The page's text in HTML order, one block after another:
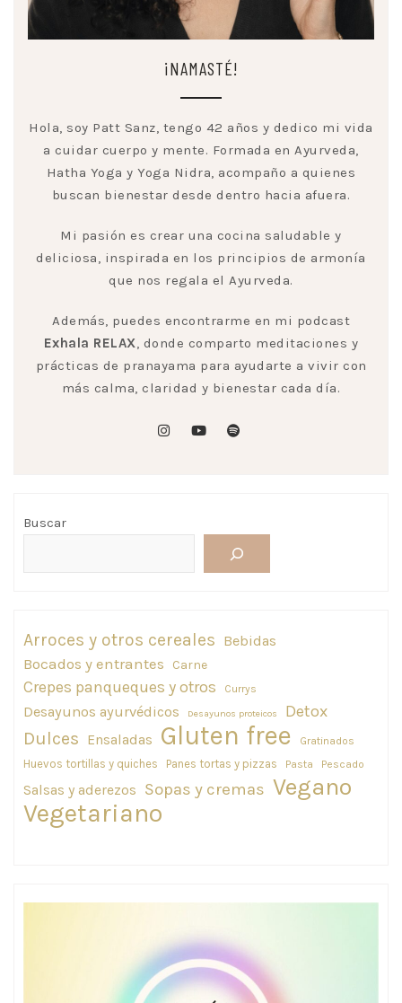
¡NAMASTÉ!
Hola, soy Patt Sanz, tengo 42 años y dedico mi vida
a cuidar cuerpo y mente. Formada en Ayurveda,
Hatha Yoga y Yoga Nidra, acompaño a quienes
buscan bienestar desde dentro hacia afuera.
Mi pasión es crear una cocina saludable y
deliciosa, inspirada en los principios de armonía
que nos regala el Ayurveda.
Además, puedes encontrarme en mi podcast
Exhala RELAX, donde comparto meditaciones y
prácticas de pranayama para ayudarte a vivir con
más calma, claridad y bienestar cada día.
Buscar
Arroces y otros cereales Bebidas
Bocados y entrantes
Carne
Crepes panqueques y otros Currys
Desayunos ayurvédicos Desayunos proteicos Detox
Dulces Ensaladas Gluten free Gratinados
Huevos tortillas y quiches Panes tortas y pizzas Pasta Pescado
Salsas y aderezos Sopas y cremas Vegano
Vegetariano